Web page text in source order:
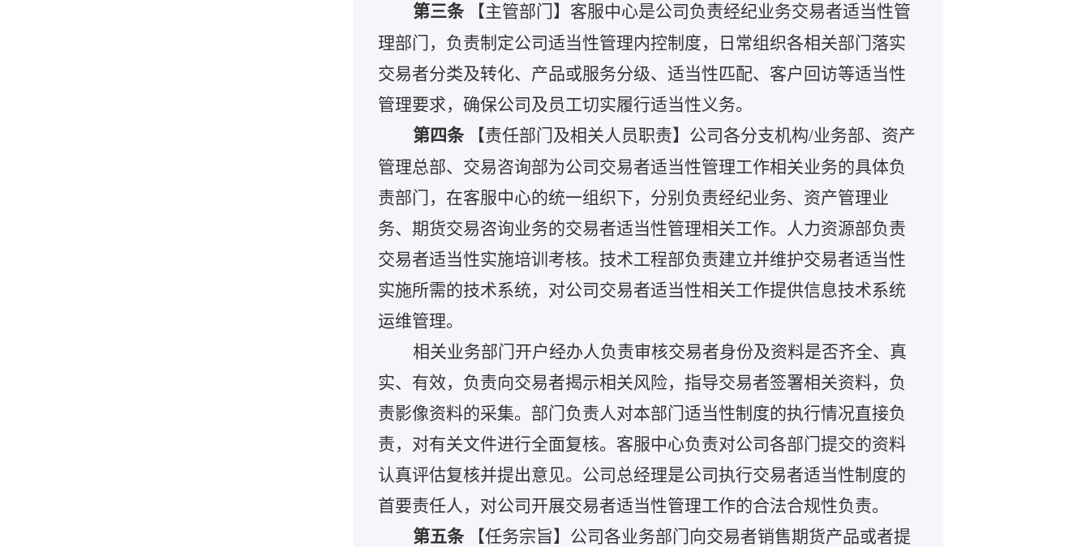
第三条【主管部门】客服中心是公司负责经纪业务交易者适当性管
理部门，负责制定公司适当性管理内控制度，日常组织各相关部门落实
交易者分类及转化、产品或服务分级、适当性匹配、客户回访等适当性
管理要求，确保公司及员工切实履行适当性义务。
第四条【责任部门及相关人员职责】公司各分支机构/业务部、资产
管理总部、交易咨询部为公司交易者适当性管理工作相关业务的具体负
责部门，在客服中心的统一组织下，分别负责经纪业务、资产管理业
务、期货交易咨询业务的交易者适当性管理相关工作。人力资源部负责
交易者适当性实施培训考核。技术工程部负责建立并维护交易者适当性
实施所需的技术系统，对公司交易者适当性相关工作提供信息技术系统
运维管理。
相关业务部门开户经办人负责审核交易者身份及资料是否齐全、真
实、有效，负责向交易者揭示相关风险，指导交易者签署相关资料，负
责影像资料的采集。部门负责人对本部门适当性制度的执行情况直接负
责，对有关文件进行全面复核。客服中心负责对公司各部门提交的资料
认真评估复核并提出意见。公司总经理是公司执行交易者适当性制度的
首要责任人，对公司开展交易者适当性管理工作的合法合规性负责。
第五条【任务宗旨】公司各业务部门向交易者销售期货产品或者提